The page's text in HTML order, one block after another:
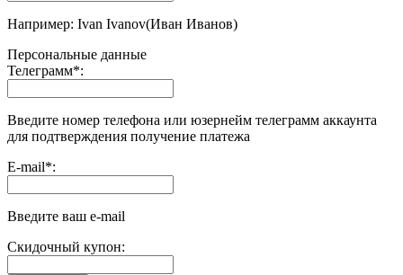
Например: Ivan Ivanov(Иван Иванов)
Персональные данные
Телеграмм*:
Введите номер телефона или юзернейм телеграмм аккаунта
для подтверждения получение платежа
E-mail*:
Введите ваш e-mail
Скидочный купон: